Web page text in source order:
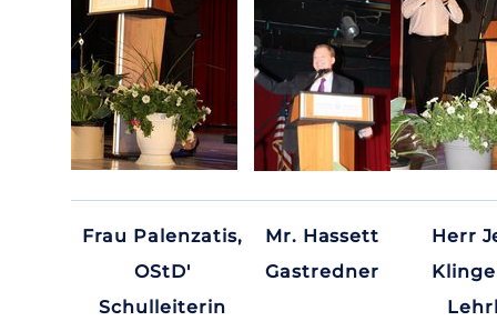
Frau Palenzatis,
OStD'
Schulleiterin
Mr. Hassett
Gastredner
Herr